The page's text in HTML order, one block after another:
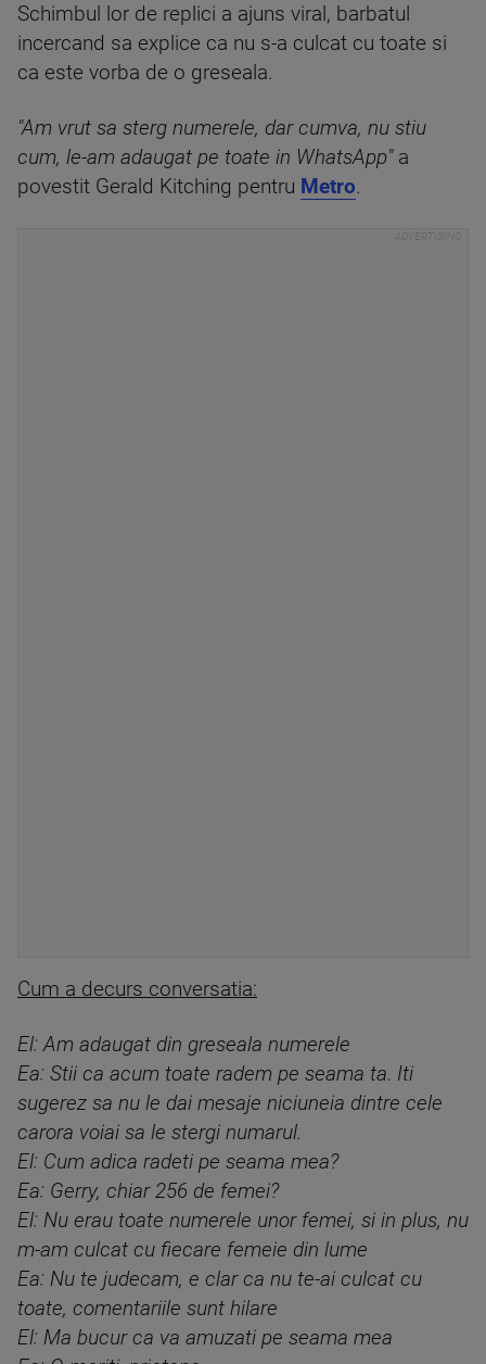
Schimbul lor de replici a ajuns viral, barbatul
incercand sa explice ca nu s-a culcat cu toate si
ca este vorba de o greseala.
"Am vrut sa sterg numerele, dar cumva, nu stiu
cum, le-am adaugat pe toate in WhatsApp"a
povestit Gerald Kitching pentru Metro.
Cum a decurs conversatia:
El: Am adaugat din greseala numerele
Ea: Stii ca acum toate radem pe seama ta. Iti
sugerez sa nu le dai mesaje niciuneia dintre cele
carora voiai sa le stergi numarul.
El: Cum adica radeti pe seama mea?
Ea: Gerry, chiar 256 de femei?
El: Nu erau toate numerele unor femei, si in plus, nu
m-am culcat cu fiecare femeie din lume
Ea: Nu te judecam, e clar ca nu te-ai culcat cu
toate, comentariile sunt hilare
El: Ma bucur ca va amuzati pe seama mea